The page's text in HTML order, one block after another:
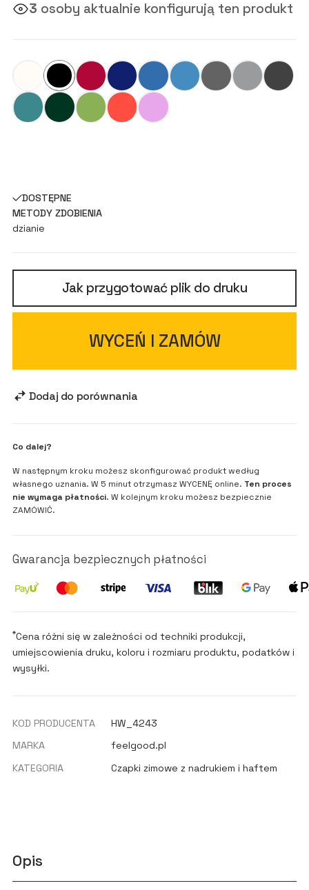
3 osoby aktualnie konfigurują ten produkt
DOSTĘPNE
METODY ZDOBIENIA
dzianie
Jak przygotować plik do druku
WYCEŃ I ZAMÓW
Dodaj do porównania
Co dalej?
W następnym kroku możesz skonfigurować produkt według
własnego uznania. W 5 minut otrzymasz WYCENĘ online. Ten proces
nie wymaga płatności. W kolejnym kroku możesz bezpiecznie
ZAMÓWIĆ.
Gwarancja bezpiecznych płatności
*Cena różni się w zależności od techniki produkcji,
umiejscowienia druku, koloru i rozmiaru produktu, podatków i
wysyłki.
KOD PRODUCENTA
HW_4243
MARKA
feelgood.pl
KATEGORIA
Czapki zimowe z nadrukiem i haftem
Opis